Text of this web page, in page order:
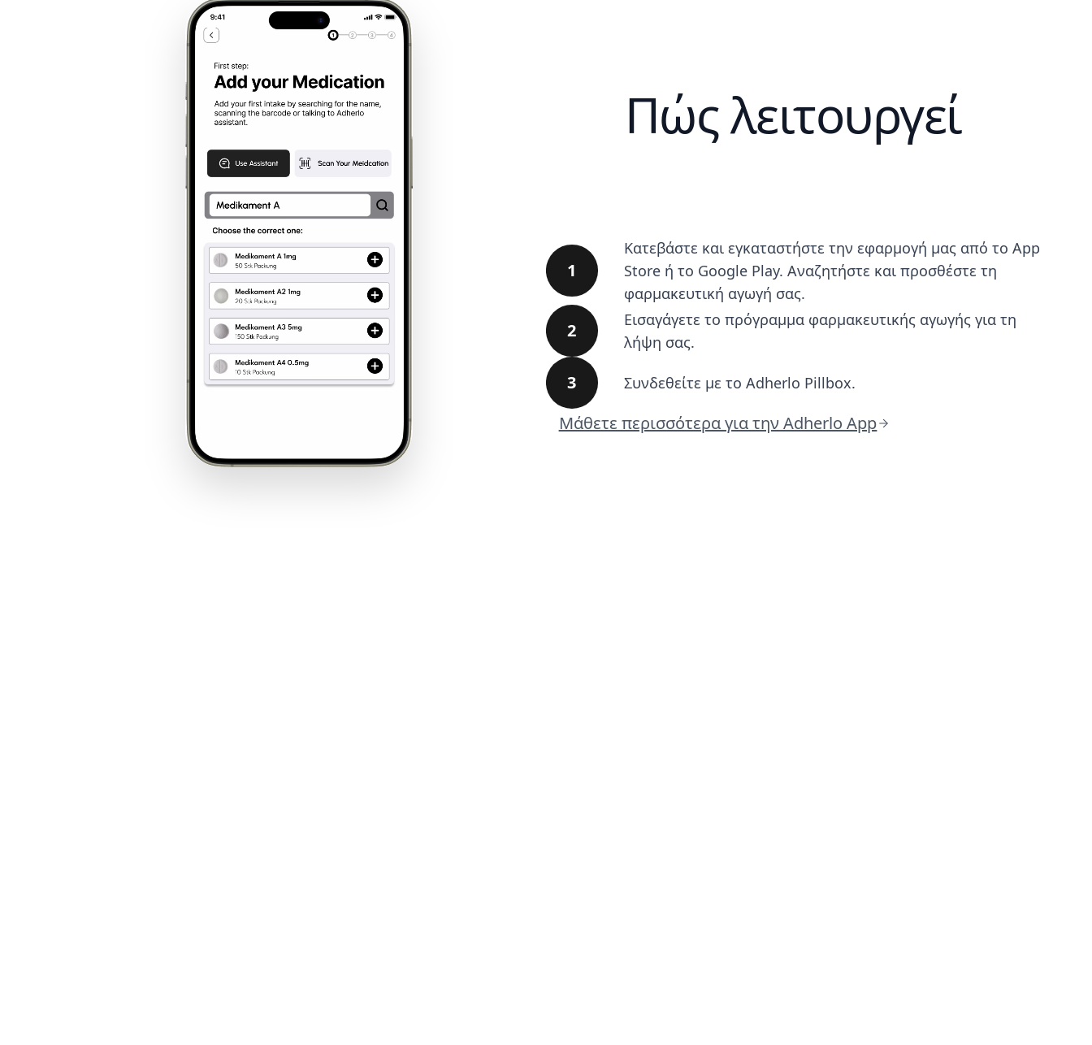
Πώς λειτουργεί
1
Κατεβάστε και εγκαταστήστε την εφαρμογή μας από το App
Store ή το Google Play. Αναζητήστε και προσθέστε τη
φαρμακευτική αγωγή σας.
2
Εισαγάγετε το πρόγραμμα φαρμακευτικής αγωγής για τη
λήψη σας.
3 Συνδεθείτε με το Adherlo Pillbox.
Μάθετε περισσότερα για την Adherlo App